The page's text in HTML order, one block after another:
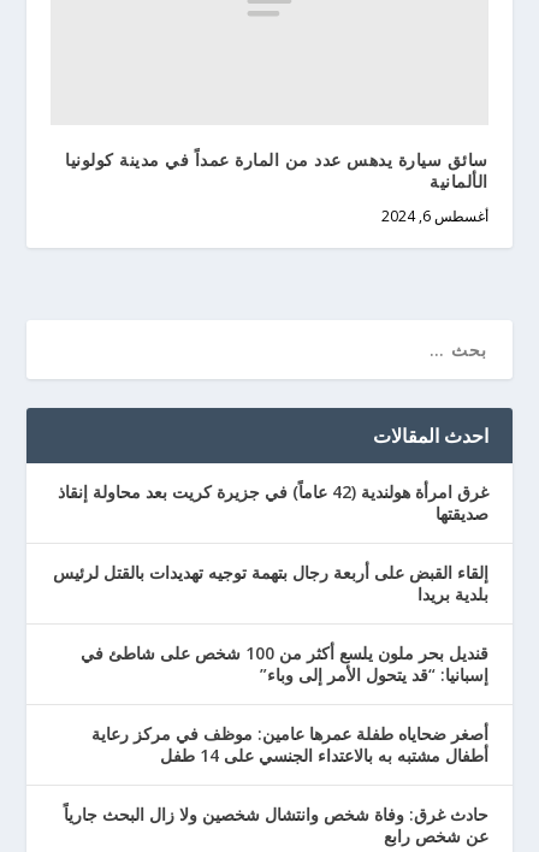
سائق سيارة يدهس عدد من المارة عمداً في مدينة كولونيا
الألمانية
أغسطس 6, 2024
احدث المقالات
غرق امرأة هولندية (42 عاماً) في جزيرة كريت بعد محاولة إنقاذ
صديقتها
إلقاء القبض على أربعة رجال بتهمة توجيه تهديدات بالقتل لرئيس
بلدية بريدا
قنديل بحر ملون يلسع أكثر من 100 شخص على شاطئ في
إسبانيا: “قد يتحول الأمر إلى وباء”
أصغر ضحاياه طفلة عمرها عامين: موظف في مركز رعاية
أطفال مشتبه به بالاعتداء الجنسي على 14 طفل
حادث غرق: وفاة شخص وانتشال شخصين ولا زال البحث جارياً
عن شخص رابع